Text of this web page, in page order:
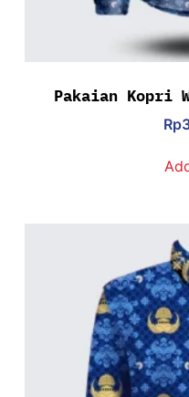
Pakaian Kopri
Rp